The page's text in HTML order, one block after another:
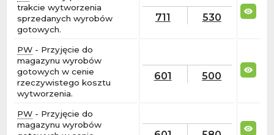
trakcie wytworzenia
sprzedanych wyrobów
gotowych.
711 530
PW - Przyjęcie do
magazynu wyrobów
gotowych w cenie
rzeczywistego kosztu
wytworzenia.
601 500
PW - Przyjęcie do
magazynu wyrobów